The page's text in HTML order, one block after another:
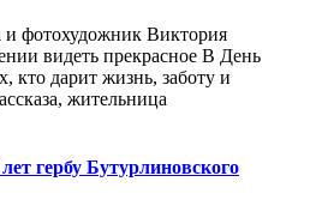
и фотохудожник Виктория
видеть прекрасное В День
кто дарит жизнь, заботу и
жительница
гербу Бутурлиновского